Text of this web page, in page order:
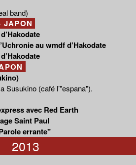
band)
au wmdf d’Hakodate
Susukino (café l’"espana").
avec Red Earth
Saint Paul
errante"
2013